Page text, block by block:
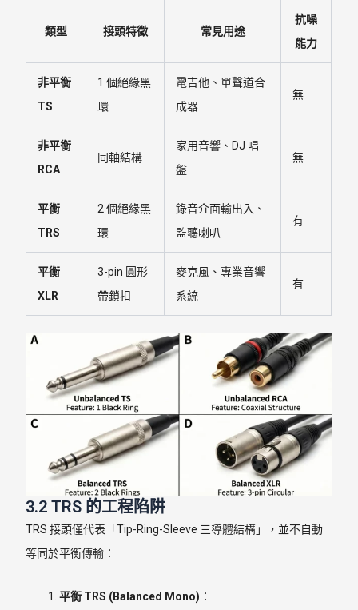
類型 接頭特徵 常見用途
抗噪
能力
非平衡
TS
1 個絕緣黑
環
電吉他、單聲道合
成器
無
非平衡
RCA
同軸結構
家用音響、DJ 唱
盤
無
平衡
TRS
2 個絕緣黑
環
錄音介面輸出入、
監聽喇叭
有
平衡
XLR
3-pin 圓形
帶鎖扣
麥克風、專業音響
系統
有
3.2 TRS 的工程陷阱
TRS 接頭僅代表「Tip-Ring-Sleeve 三導體結構」，並不自動
等同於平衡傳輸：
平衡 TRS (Balanced Mono) ：